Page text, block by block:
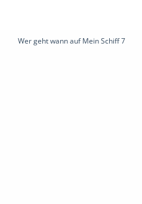
Wer geht wann auf Mein Schiff 7